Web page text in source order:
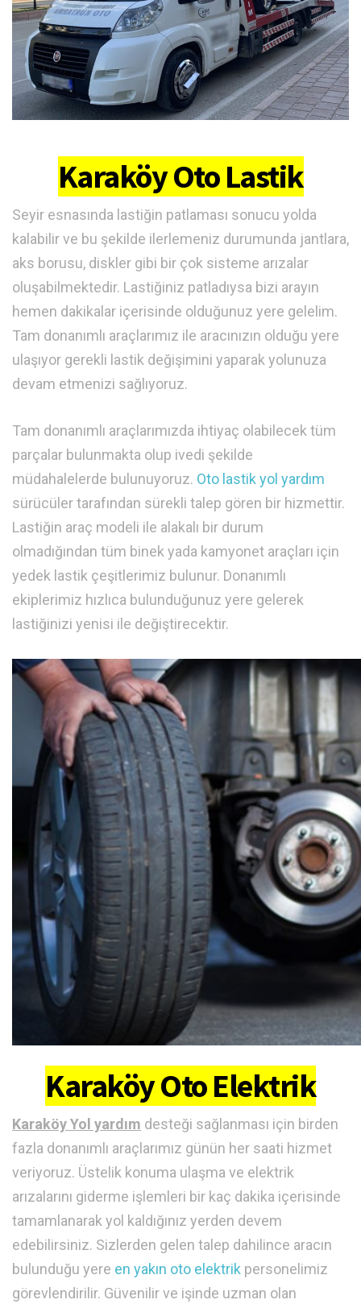
Karaköy Oto Lastik
Seyir esnasında lastiğin patlaması sonucu yolda
kalabilir ve bu şekilde ilerlemeniz durumunda jantlara,
aks borusu, diskler gibi bir çok sisteme arızalar
oluşabilmektedir. Lastiğiniz patladıysa bizi arayın
hemen dakikalar içerisinde olduğunuz yere gelelim.
Tam donanımlı araçlarımız ile aracınızın olduğu yere
ulaşıyor gerekli lastik değişimini yaparak yolunuza
devam etmenizi sağlıyoruz.
Tam donanımlı araçlarımızda ihtiyaç olabilecek tüm
parçalar bulunmakta olup ivedi şekilde
müdahalelerde bulunuyoruz. Oto lastik yol yardım
sürücüler tarafından sürekli talep gören bir hizmettir.
Lastiğin araç modeli ile alakalı bir durum
olmadığından tüm binek yada kamyonet araçları için
yedek lastik çeşitlerimiz bulunur. Donanımlı
ekiplerimiz hızlıca bulunduğunuz yere gelerek
lastiğinizi yenisi ile değiştirecektir.
Karaköy Oto Elektrik
Karaköy Yol yardım desteği sağlanması için birden
fazla donanımlı araçlarımız günün her saati hizmet
veriyoruz. Üstelik konuma ulaşma ve elektrik
arızalarını giderme işlemleri bir kaç dakika içerisinde
tamamlanarak yol kaldığınız yerden devem
edebilirsiniz. Sizlerden gelen talep dahilince aracın
bulunduğu yere en yakın oto elektrik personelimiz
görevlendirilir. Güvenilir ve işinde uzman olan